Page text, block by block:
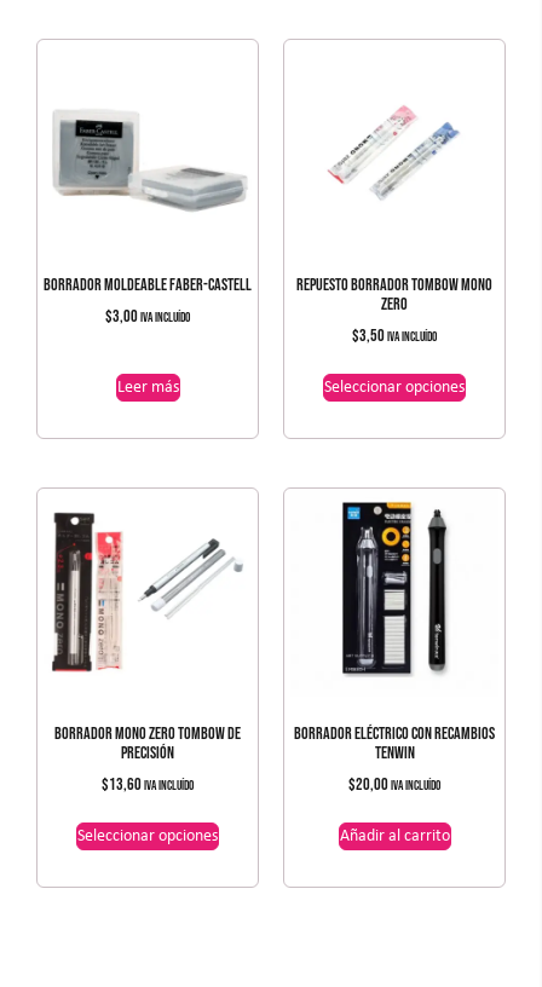
BORRADOR MOLDEABLE FABER-CASTELL
$3,00IVA incluído
Leer más
REPUESTO BORRADOR TOMBOW MONO
ZERO
$3,50IVA incluído
Seleccionar opciones
BORRADOR MONO ZERO TOMBOW DE
PRECISIÓN
$13,60IVA incluído
Seleccionar opciones
BORRADOR ELÉCTRICO CON RECAMBIOS
TENWIN
$20,00IVA incluído
Añadir al carrito